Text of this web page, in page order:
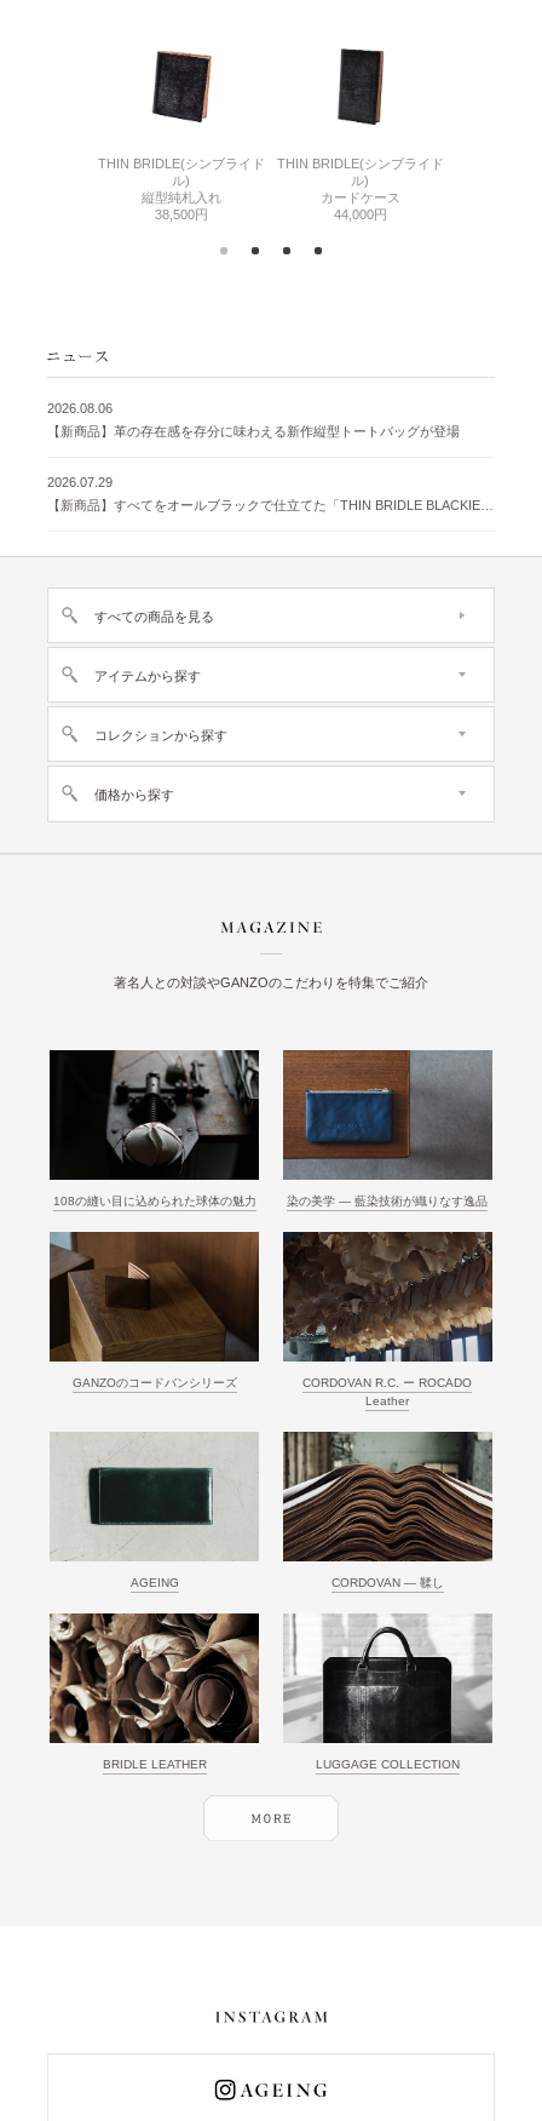
THIN BRIDLE(シンブライド
ル)
縦型純札入れ
38,500円
THIN BRIDLE(シンブライド
ル)
カードケース
44,000円
2026.08.06
【新商品】革の存在感を存分に味わえる新作縦型トートバッグが登場
2026.07.29
すべての商品を見る
アイテムから探す
コレクションから探す
価格から探す
著名人との対談やGANZOのこだわりを特集でご紹介
108の縫い目に込められた球体の魅力 染の美学 ― 藍染技術が織りなす逸品
GANZOのコードバンシリーズ
CORDOVAN R.C. ー ROCADO
Leather
AGEING CORDOVAN ― 鞣し
BRIDLE LEATHER LUGGAGE COLLECTION